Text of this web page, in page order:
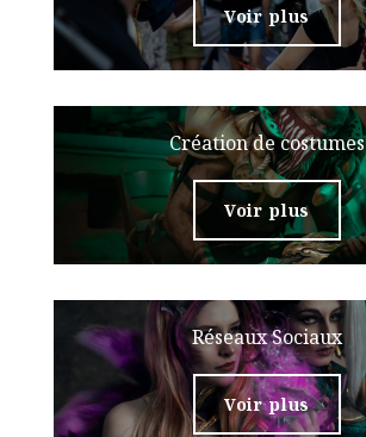
Voir plus
Création de costumes
Voir plus
Réseaux Sociaux
Voir plus